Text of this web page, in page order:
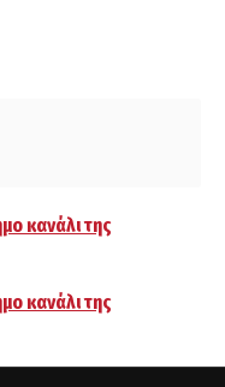
κανάλι της
κανάλι της